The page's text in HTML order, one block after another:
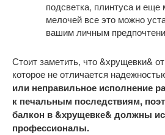
подсветка, плинтуса и еще
мелочей все это можно
вашим личным
Стоит заметить, что &хрущевки&
которое не отличается
или неправильное исполнение
к печальным последствиям,
балкон в &хрущевке& должны
профессионалы.